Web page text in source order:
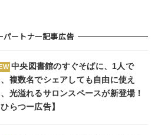
パートナー記事広告
中央図書館のすぐそばに、1人で
、複数名でシェアしても自由に使え
光溢れるサロンスペースが新登場！
ひらつー広告】